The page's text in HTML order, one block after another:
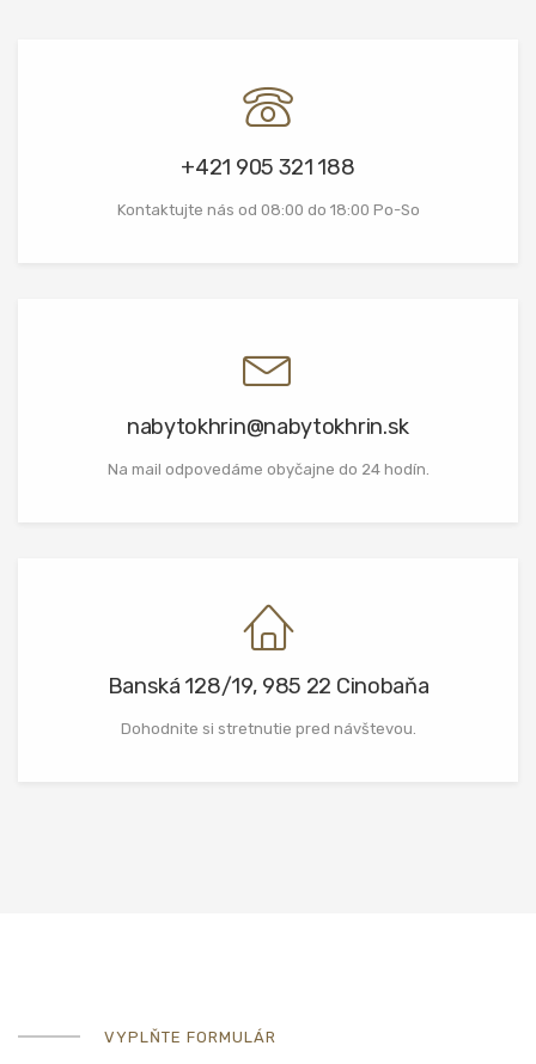
+421 905 321 188
Kontaktujte nás od 08:00 do 18:00 Po-So
nabytokhrin@nabytokhrin.sk
Na mail odpovedáme obyčajne do 24 hodín.
Banská 128/19, 985 22 Cinobaňa
Dohodnite si stretnutie pred návštevou.
VYPLŇTE FORMULÁR